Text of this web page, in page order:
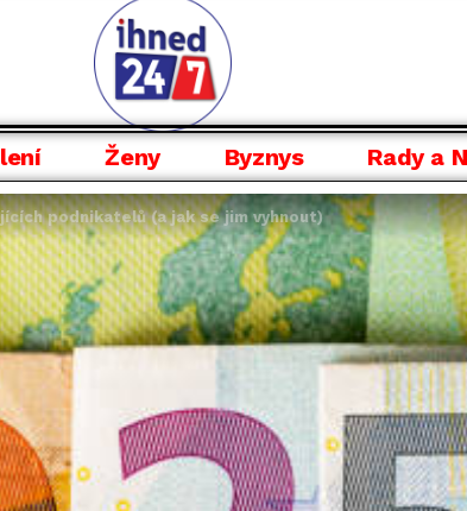
Ženy Byznys Rady a
podnikatelů (a jak se jim vyhnout)